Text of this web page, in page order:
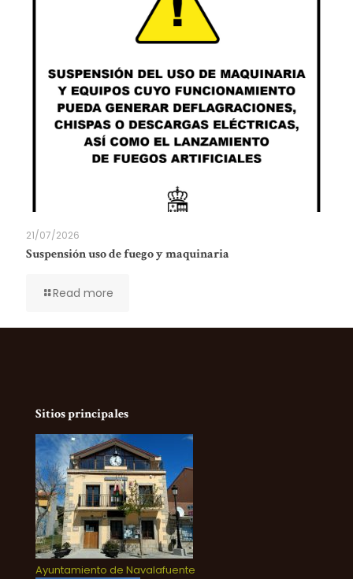
21/07/2026
Suspensión uso de fuego y maquinaria
Read more
Sitios principales
Ayuntamiento de Navalafuente